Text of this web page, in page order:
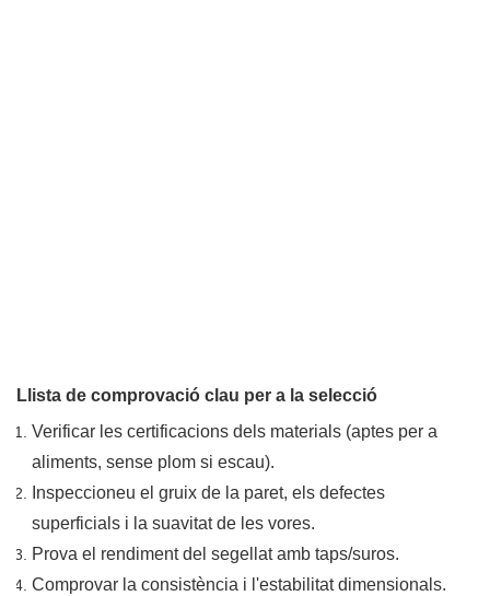
Llista de comprovació clau per a la selecció
Verificar les certificacions dels materials (aptes per a
aliments, sense plom si escau).
Inspeccioneu el gruix de la paret, els defectes
superficials i la suavitat de les vores.
Prova el rendiment del segellat amb taps/suros.
Comprovar la consistència i l'estabilitat dimensionals.